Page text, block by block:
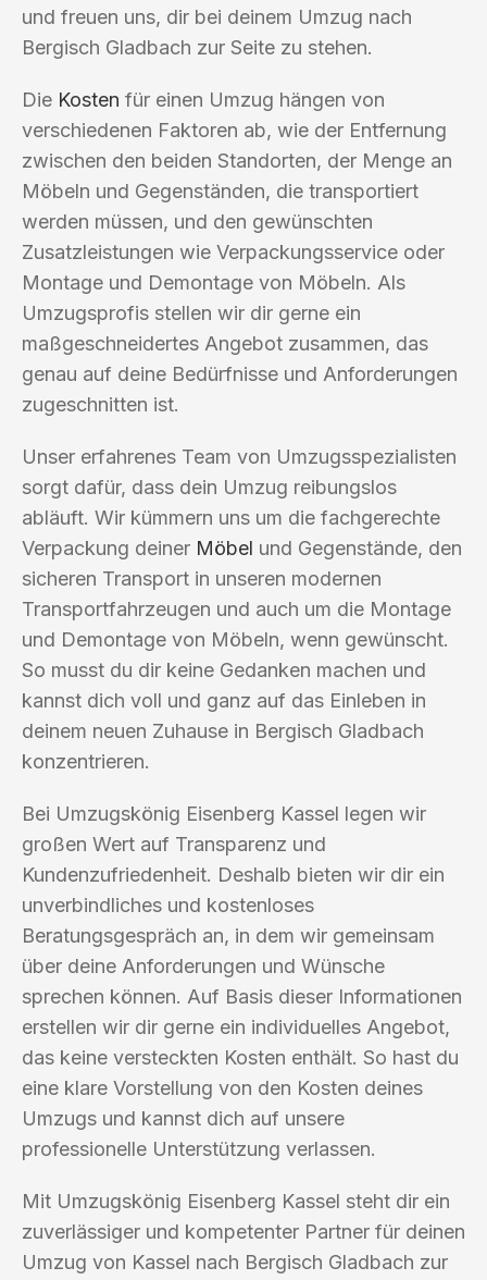
und freuen uns, dir bei deinem Umzug nach
Bergisch Gladbach zur Seite zu stehen.
Die Kosten für einen Umzug hängen von
verschiedenen Faktoren ab, wie der Entfernung
zwischen den beiden Standorten, der Menge an
Möbeln und Gegenständen, die transportiert
werden müssen, und den gewünschten
Zusatzleistungen wie Verpackungsservice oder
Montage und Demontage von Möbeln. Als
Umzugsprofis stellen wir dir gerne ein
maßgeschneidertes Angebot zusammen, das
genau auf deine Bedürfnisse und Anforderungen
zugeschnitten ist.
Unser erfahrenes Team von Umzugsspezialisten
sorgt dafür, dass dein Umzug reibungslos
abläuft. Wir kümmern uns um die fachgerechte
Verpackung deiner Möbel und Gegenstände, den
sicheren Transport in unseren modernen
Transportfahrzeugen und auch um die Montage
und Demontage von Möbeln, wenn gewünscht.
So musst du dir keine Gedanken machen und
kannst dich voll und ganz auf das Einleben in
deinem neuen Zuhause in Bergisch Gladbach
konzentrieren.
Bei Umzugskönig Eisenberg Kassel legen wir
großen Wert auf Transparenz und
Kundenzufriedenheit. Deshalb bieten wir dir ein
unverbindliches und kostenloses
Beratungsgespräch an, in dem wir gemeinsam
über deine Anforderungen und Wünsche
sprechen können. Auf Basis dieser Informationen
erstellen wir dir gerne ein individuelles Angebot,
das keine versteckten Kosten enthält. So hast du
eine klare Vorstellung von den Kosten deines
Umzugs und kannst dich auf unsere
professionelle Unterstützung verlassen.
Mit Umzugskönig Eisenberg Kassel steht dir ein
zuverlässiger und kompetenter Partner für deinen
Umzug von Kassel nach Bergisch Gladbach zur